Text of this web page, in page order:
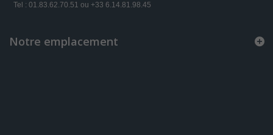
Tel : 01.83.62.70.51 ou +33 6.14.81.98.45
Notre emplacement